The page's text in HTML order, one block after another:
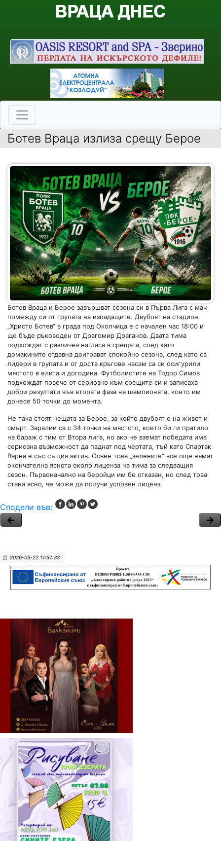
Ботев Враца излиза срещу Берое
Ботев Враца и Берое завършват сезона си в Първа Лига с мач
помежду си от групата на изпадащите. Двубоят на стадион
„Христо Ботев“ в града под Околчица е с начален час 18:00 и
ще бъде ръководен от Драгомир Драганов. Двата тима
подхождат с различна нагласа в срещата, след като
домакините отдавна доиграват спокойно сезона, след като са
лидери в групата и от доста кръгове насам са си осигурили
мястото в елита и догодина. Футболистите на Тодор Симов
подхождат повече от сериозно към срещите си и записаха
добри резултати във втората фаза на шампионата, което им
донесе 50 точки до момента.
Не така стоят нещата за Берое, за който двубоят е на живот и
смърт. Заралии са с 34 точки на мястото, което би ги пратило
на бараж с тим от Втора лига, но ако не вземат победата има
сериозна възможност да паднат под чертата, тъй като Спартак
Варна е със същия актив. Освен това „зелените“ все още нямат
окончателна яснота около лиценза на тима за следващия
сезон. Първоначално на беройци им бе отказан, но след това
стана ясно, че може да получи условен лиценз.
Сподели във:
2026-05-22 11:57:33